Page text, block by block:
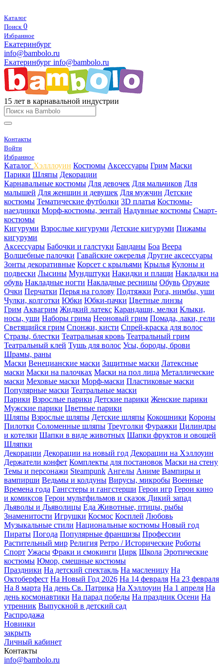
Каталог
Поиск 0
Избранное
Екатеринбург
info@bambolo.ru
Екатеринбург info@bambolo.ru
15 лет в карнавальной индустрии
Контакты
Войти
Избранное
Каталог Хэлллоуин Костюмы Аксессуары Грим Маски
Парики Шляпы Декорации
Карнавальные костюмы Для девочек Для мальчиков Для
малышей Для женщин и девушек Для мужчин Детские
костюмы Тематические футболки 3D платья Костюмы-
наездники Морф-костюмы, зентай Надувные костюмы Смарт-
костюмы
Кигуруми Взрослые кигуруми Детские кигуруми Пижамы
кигуруми
Аксессуары Бабочки и галстуки Банданы Боа Веера
Волшебные палочки Гавайские ожерелья Другие аксессуары
Зонты декоративные Корсет с крыльями Крылья Кулоны и
подвески Лысины Мундштуки Накидки и плащи Накладки на
обувь Накладные ногти Накладные ресницы Обувь Оружие
Очки Перчатки Перья на голову Подтяжки Рога, нимбы, уши
Чулки, колготки Юбки Юбки-пачки Цветные линзы
Грим Аквагрим Жидкий латекс Карандаши, мелки Клыки,
носы, уши Наборы грима Неоновый грим Помада, лаки, гели
Светящийся грим Спонжи, кисти Спрей-краска для волос
Стразы, блестки Театральная кровь Театральный грим
Театральный клей Тушь для волос Усы, бороды, брови
Шрамы, раны
Маски Венецианские маски Защитные маски Латексные
маски Маски на палочках Маски на пол лица Металлические
маски Меховые маски Морф-маски Пластиковые маски
Популярные маски Театральные маски
Парики Взрослые парики Детские парики Женские парики
Мужские парики Цветные парики
Шляпы Взрослые шляпы Детские шляпы Кокошники Короны
Пилотки Соломенные шляпы Треуголки Фуражки Цилиндры
и котелки Шапки в виде животных Шапки фруктов и овощей
Шляпки
Декорации Декорации на новый год Декорации на Хэллоуин
Держатели конфет Комплекты для постановок Маски на стену
Темы и персонажи Steampunk Ангелы Аниме Вампиры и
вампирши Ведьмы и колдуны Вирусы, микробы Военные
Времена года Гангстеры и гангстерши Герои игр Герои кино
и комиксов Герои мультфильмов и сказок Дикий запад
Дьяволы и Дьяволицы Еда Животные, птицы, рыбы
Знаменитости Игрушки Космос Косплей Любовь
Музыкальные стили Национальные костюмы Новый год
Пираты Погода Популярные франшизы Профессии
Растительный мир Религия Ретро / Исторические Роботы
Спорт Ужасы Фраки и смокинги Цирк Школа Эротические
костюмы Юмор, смешные костюмы
Праздники На детский спектакль На масленицу На
Октоберфест На Новый Год 2026 На 14 февраля На 23 февраля
На 8 марта На день Св. Патрика На Хэллоуин На 1 апреля На
день космонавтики На парад победы На праздник Осени На
утренник Выпускной в детский сад
Распродажа
Новинки
закрыть
Личный кабинет
Контакты
info@bambolo.ru